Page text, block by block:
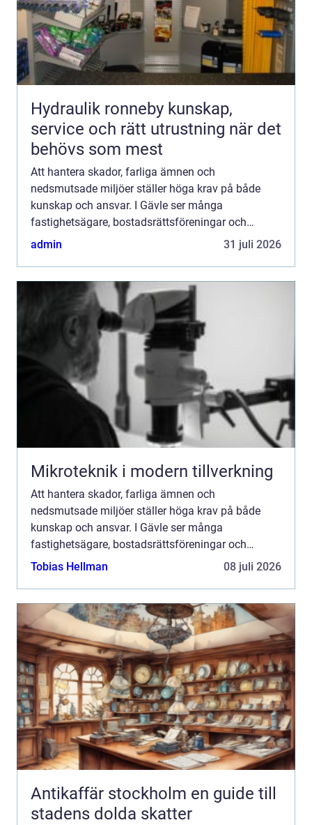
Hydraulik ronneby kunskap,
service och rätt utrustning när det
behövs som mest
Att hantera skador, farliga ämnen och
nedsmutsade miljöer ställer höga krav på både
kunskap och ansvar. I Gävle ser många
fastighetsägare, bostadsrättsföreningar och
företag ett växande behov av professionell
admin 31 juli 2026
Mikroteknik i modern tillverkning
Att hantera skador, farliga ämnen och
nedsmutsade miljöer ställer höga krav på både
kunskap och ansvar. I Gävle ser många
fastighetsägare, bostadsrättsföreningar och
företag ett växande behov av professionell
Tobias Hellman 08 juli 2026
Antikaffär stockholm en guide till
stadens dolda skatter